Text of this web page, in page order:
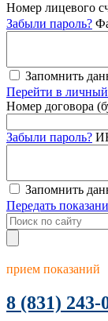
Номер лицевого
Забыли пароль?
Запомнить
Перейти в
Номер договора
Забыли пароль?
Запомнить
Передать
прием показаний
8 (831) 243-